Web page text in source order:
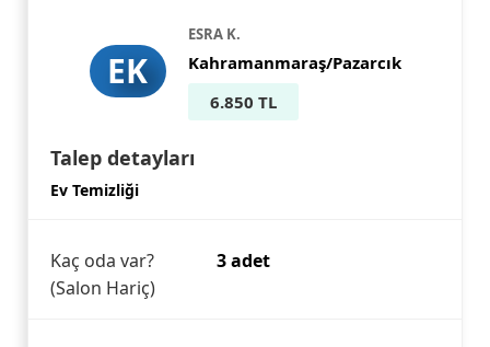
EK
ESRA K.
Kahramanmaraş/Pazarcık
6.850 TL
Talep detayları
Ev Temizliği
Kaç oda var?
(Salon Hariç)
3 adet